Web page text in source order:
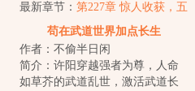
求生。沈易一朝...
最新章节： 第227章 惊人收获，五
方上冥福地！
苟在武道世界加点长生
作者：不偷半日闲
简介：许阳穿越强者为尊，人命
如草芥的武道乱世，激活武道长